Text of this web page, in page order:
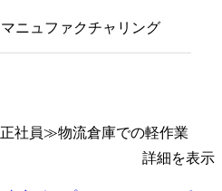
ニュファクチャリング
社員≫物流倉庫での軽作業
詳細を表示